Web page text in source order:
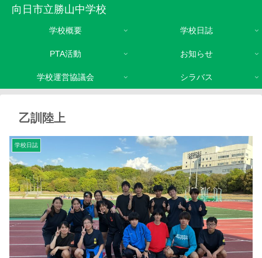
向日市立勝山中学校
学校概要 学校日誌
PTA活動 お知らせ
学校運営協議会 シラバス
乙訓陸上
学校日誌